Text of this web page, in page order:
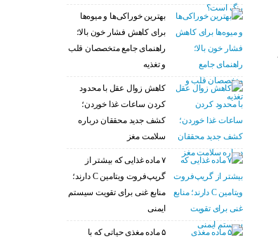
بهترین خوراکی‌ها و میوه‌ها
برای کاهش فشار خون بالا؛
راهنمای جامع متخصصان قلب
و تغذیه
کاهش زوال عقل با محدود
کردن ساعات غذا خوردن؛
کشف جدید محققان درباره
سلامت مغز
۷ ماده غذایی که بیشتر از
گریپ‌فروت ویتامین C دارند؛
منابع غنی برای تقویت سیستم
ایمنی
۵ ماده مغذی حیاتی که با